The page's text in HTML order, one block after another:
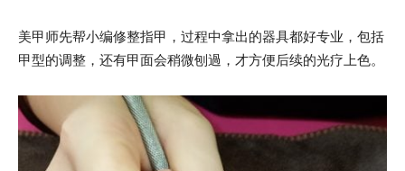
美甲师先帮小编修整指甲，过程中拿出的器具都好专业，包括
甲型的调整，还有甲面会稍微刨過，才方便后续的光疗上色。